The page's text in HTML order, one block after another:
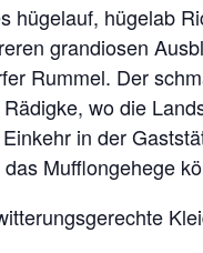
hügelauf, hügelab
grandiosen
Rummel. Der
wo die
in der
Mufflongehege